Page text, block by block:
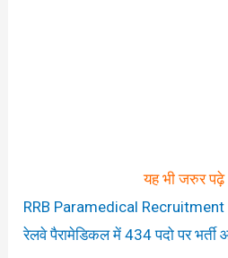
यह भी जरुर पढ़े
RRB Paramedical
रेलवे पैरामेडिकल में 434 पदो पर